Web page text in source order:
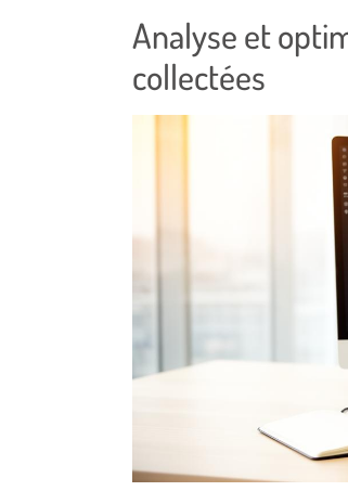
Analyse et
collectées